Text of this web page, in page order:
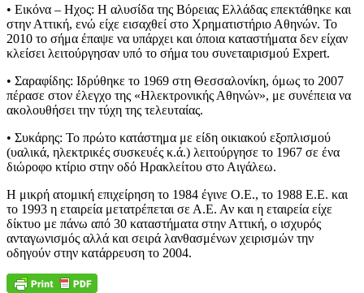
• Εικόνα – Ηχος: Η αλυσίδα της Βόρειας Ελλάδας επεκτάθηκε και
στην Αττική, ενώ είχε εισαχθεί στο Χρηματιστήριο Αθηνών. Το
2010 το σήμα έπαψε να υπάρχει και όποια καταστήματα δεν είχαν
κλείσει λειτούργησαν υπό το σήμα του συνεταιρισμού Expert.
• Σαραφίδης: Ιδρύθηκε το 1969 στη Θεσσαλονίκη, όμως το 2007
πέρασε στον έλεγχο της «Ηλεκτρονικής Αθηνών», με συνέπεια να
ακολουθήσει την τύχη της τελευταίας.
• Συκάρης: Το πρώτο κατάστημα με είδη οικιακού εξοπλισμού
(υαλικά, ηλεκτρικές συσκευές κ.ά.) λειτούργησε το 1967 σε ένα
διώροφο κτίριο στην οδό Ηρακλείτου στο Αιγάλεω.
Η μικρή ατομική επιχείρηση το 1984 έγινε Ο.Ε., το 1988 Ε.Ε. και
το 1993 η εταιρεία μετατρέπεται σε Α.Ε. Αν και η εταιρεία είχε
δίκτυο με πάνω από 30 καταστήματα στην Αττική, ο ισχυρός
ανταγωνισμός αλλά και σειρά λανθασμένων χειρισμών την
οδηγούν στην κατάρρευση το 2004.